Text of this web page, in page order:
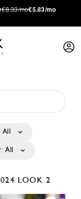
€8.33/mo€5.83/mo
All
All
LOOK 2